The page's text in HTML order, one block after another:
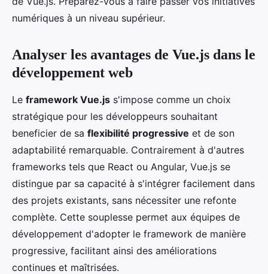
numériques à un niveau supérieur.
Analyser les avantages de Vue.js dans le
développement web
Le framework Vue.js s'impose comme un choix
stratégique pour les développeurs souhaitant
beneficier de sa flexibilité progressive et de son
adaptabilité remarquable. Contrairement à d'autres
frameworks tels que React ou Angular, Vue.js se
distingue par sa capacité à s'intégrer facilement dans
des projets existants, sans nécessiter une refonte
complète. Cette souplesse permet aux équipes de
développement d'adopter le framework de manière
progressive, facilitant ainsi des améliorations
continues et maîtrisées.